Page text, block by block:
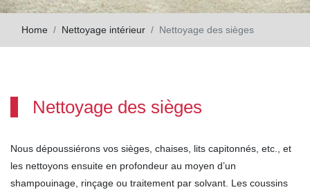
Home Nettoyage intérieur Nettoyage des sièges
Nettoyage des sièges
Nous dépoussiérons vos sièges, chaises, lits capitonnés, etc., et
les nettoyons ensuite en profondeur au moyen d’un
shampouinage, rinçage ou traitement par solvant. Les coussins